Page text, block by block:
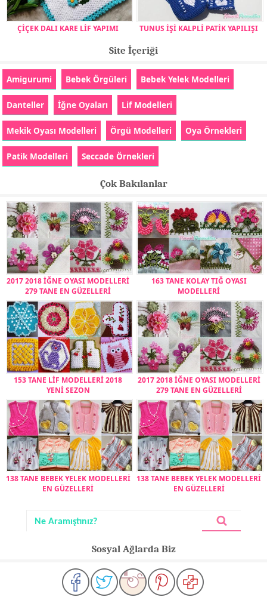
ÇİÇEK DALI KARE LİF YAPIMI TUNUS İŞİ KALPLİ PATİK YAPILIŞI
Site İçeriği
Amigurumi Bebek Örgüleri Bebek Yelek Modelleri
Danteller İğne Oyaları Lif Modelleri
Mekik Oyası Modelleri Örgü Modelleri Oya Örnekleri
Patik Modelleri Seccade Örnekleri
Çok Bakılanlar
2017 2018 İĞNE OYASI MODELLERİ
279 TANE EN GÜZELLERİ
163 TANE KOLAY TIĞ OYASI
MODELLERİ
153 TANE LİF MODELLERİ 2018
YENİ SEZON
2017 2018 İĞNE OYASI MODELLERİ
279 TANE EN GÜZELLERİ
138 TANE BEBEK YELEK MODELLERİ
EN GÜZELLERİ
138 TANE BEBEK YELEK MODELLERİ
EN GÜZELLERİ
Sosyal Ağlarda Biz